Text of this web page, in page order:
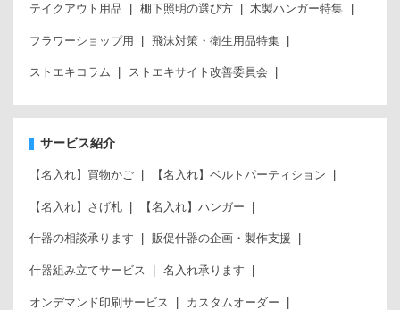
テイクアウト用品 棚下照明の選び方 木製ハンガー特集
フラワーショップ用 飛沫対策・衛生用品特集
ストエキコラム ストエキサイト改善委員会
サービス紹介
【名入れ】買物かご 【名入れ】ベルトパーティション
【名入れ】さげ札 【名入れ】ハンガー
什器の相談承ります 販促什器の企画・製作支援
什器組み立てサービス 名入れ承ります
オンデマンド印刷サービス カスタムオーダー